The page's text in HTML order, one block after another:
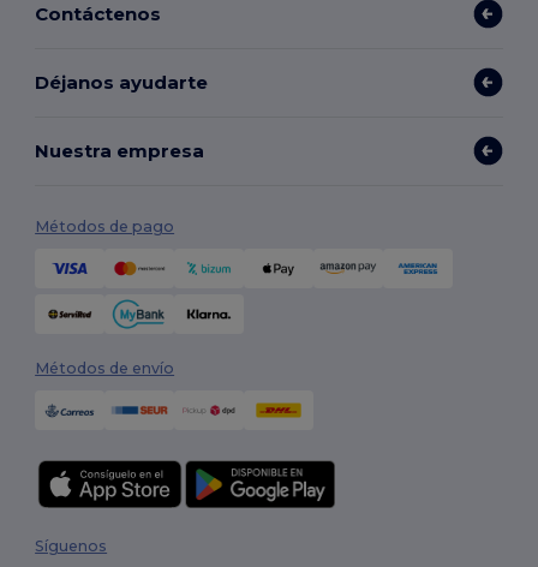
Contáctenos
Déjanos ayudarte
Nuestra empresa
Métodos de pago
Métodos de envío
Síguenos